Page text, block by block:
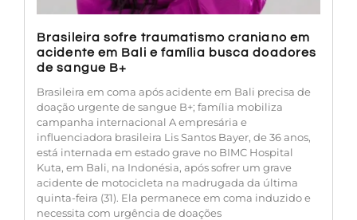
Brasileira sofre traumatismo craniano em
acidente em Bali e família busca doadores
de sangue B+
Brasileira em coma após acidente em Bali precisa de
doação urgente de sangue B+; família mobiliza
campanha internacional A empresária e
influenciadora brasileira Lis Santos Bayer, de 36 anos,
está internada em estado grave no BIMC Hospital
Kuta, em Bali, na Indonésia, após sofrer um grave
acidente de motocicleta na madrugada da última
quinta-feira (31). Ela permanece em coma induzido e
necessita com urgência de doações